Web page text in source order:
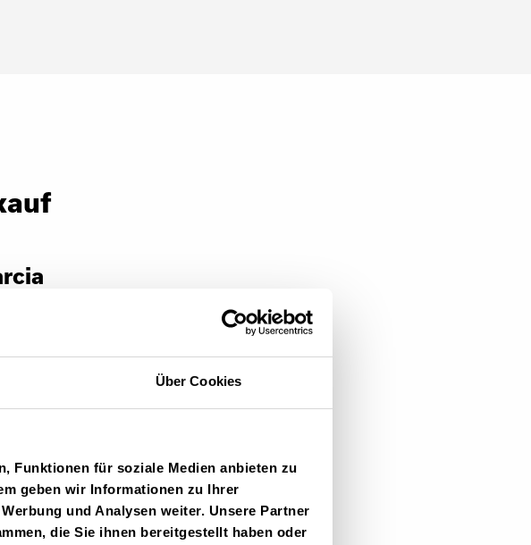
Über Cookies
Funktionen für soziale Medien anbieten zu
geben wir Informationen zu Ihrer
und Analysen weiter. Unsere Partner
die Sie ihnen bereitgestellt haben oder